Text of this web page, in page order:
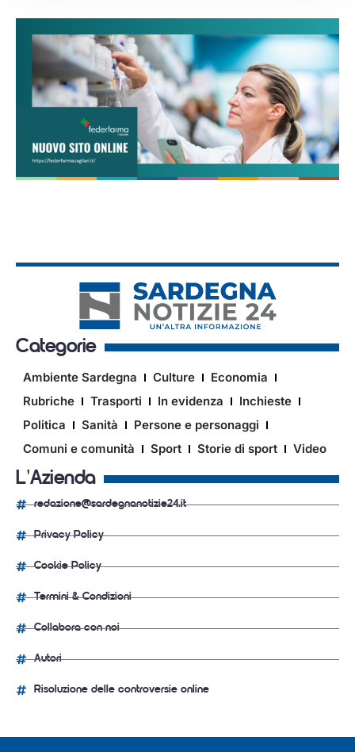
Categorie
Ambiente Sardegna Culture
Economia
Rubriche
Trasporti In evidenza
Inchieste
Politica
Sanità
Persone e personaggi
Comuni e comunità
Sport Storie di sport Video
L'Azienda
redazione@sardegnanotizie24.it
Privacy Policy
Cookie Policy
Termini & Condizioni
Collabora con noi
Autori
Risoluzione delle controversie online